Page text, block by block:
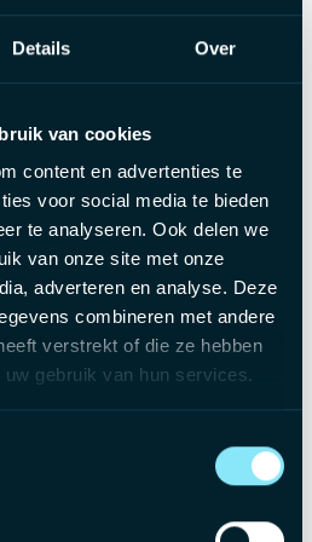
Details Over
van cookies
content en advertenties te
voor social media te bieden
te analyseren. Ook delen we
van onze site met onze
adverteren en analyse. Deze
combineren met andere
verstrekt of die ze hebben
gebruik van hun services.
op
klantencontact en denkt
kennis met collega's en
teamsfeer
€3.200 en €4.500,
ervaring en expertise
met tankkaart,
of een combinatie van